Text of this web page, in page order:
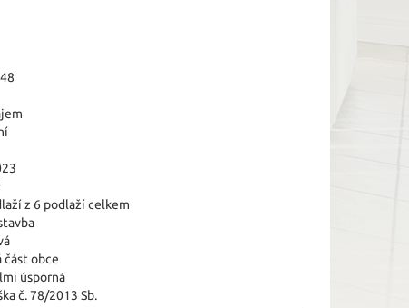
z 6 podlaží celkem
část obce
úsporná
č. 78/2013 Sb.